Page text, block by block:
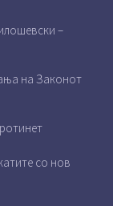
–
на Законот
со нов